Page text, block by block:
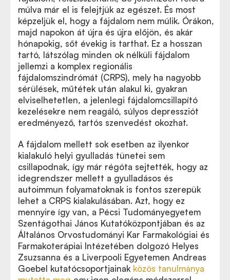
múlva már el is felejtjük az egészet. És most
képzeljük el, hogy a fájdalom nem múlik. Órákon,
majd napokon át újra és újra előjön, és akár
hónapokig, sőt évekig is tarthat. Ez a hosszan
tartó, látszólag minden ok nélküli fájdalom
jellemzi a komplex regionális
fájdalomszindrómát (CRPS), mely ha nagyobb
sérülések, műtétek után alakul ki, gyakran
elviselhetetlen, a jelenlegi fájdalomcsillapító
kezelésekre nem reagáló, súlyos depressziót
eredményező, tartós szenvedést okozhat.
A fájdalom mellett sok esetben az ilyenkor
kialakuló helyi gyulladás tünetei sem
csillapodnak, így már régóta sejtették, hogy az
idegrendszer mellett a gyulladásos és
autoimmun folyamatoknak is fontos szerepük
lehet a CRPS kialakulásában. Azt, hogy ez
mennyire így van, a Pécsi Tudományegyetem
Szentágothai János Kutatóközpontjában és az
Általános Orvostudományi Kar Farmakológiai és
Farmakoterápiai Intézetében dolgozó Helyes
Zsuzsanna és a Liverpooli Egyetemen Andreas
Goebel kutatócsoportjainak közös tanulmánya